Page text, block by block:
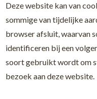
Deze website kan van
sommige van tijdelijke
browser afsluit, waarvan
identificeren bij een
soort gebruikt wordt om
bezoek aan deze website.